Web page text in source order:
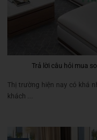
Trả lời câu hỏi mua
Thị trường hiện nay có khá
khách ...